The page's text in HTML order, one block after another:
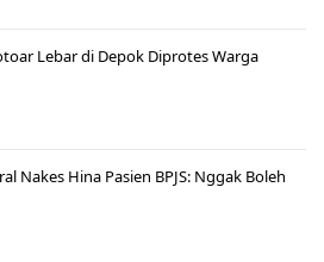
Lebar di Depok Diprotes Warga
Nakes Hina Pasien BPJS: Nggak Boleh